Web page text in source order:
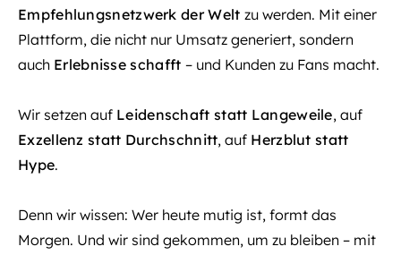
Empfehlungsnetzwerk der Welt zu werden. Mit einer
Plattform, die nicht nur Umsatz generiert, sondern
auch Erlebnisse schafft – und Kunden zu Fans macht.
Wir setzen auf Leidenschaft statt Langeweile, auf
Exzellenz statt Durchschnitt, auf Herzblut statt
Hype.
Denn wir wissen: Wer heute mutig ist, formt das
Morgen. Und wir sind gekommen, um zu bleiben – mit